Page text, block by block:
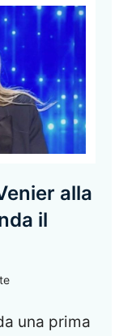
alla
il
una prima